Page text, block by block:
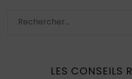
Rechercher :
LES CONSEILS